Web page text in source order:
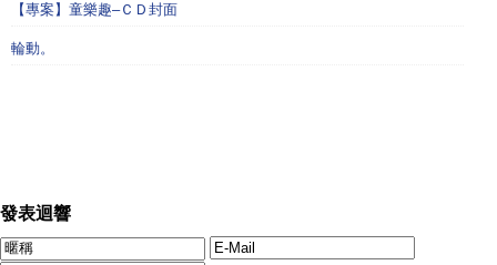
【專案】童樂趣–ＣＤ封面
輪動。
發表迴響